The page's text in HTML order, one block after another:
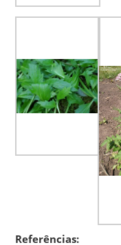
Referências: